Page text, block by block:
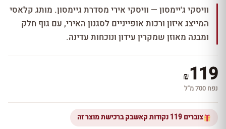
וויסקי ג'יימסון — וויסקי אירי מסדרת גיימסון. מותג קלאסי
המייצג איזון ורכות אופייניים לסגנון האירי, עם גוף חלק
ומבנה מאוזן שמקרין עידון ונוכחות עדינה.
₪119
נפח 700 מ''ל
צוברים 119 נקודות קאשבק ברכישת מוצר זה